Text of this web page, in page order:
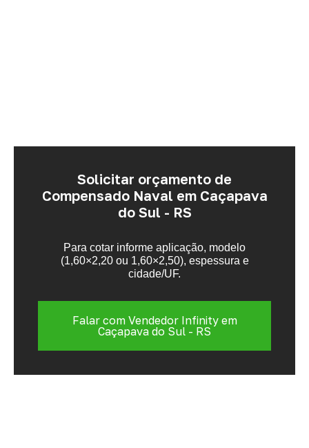
Solicitar orçamento de
Compensado Naval em Caçapava
do Sul - RS
Para cotar informe aplicação, modelo
(1,60×2,20 ou 1,60×2,50), espessura e
cidade/UF.
Falar com Vendedor Infinity em
Caçapava do Sul - RS